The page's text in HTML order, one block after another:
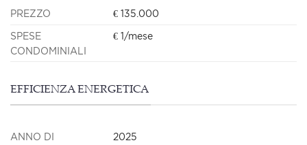
PREZZO € 135.000
SPESE
CONDOMINIALI
€ 1/mese
EFFICIENZA ENERGETICA
ANNO DI
2025